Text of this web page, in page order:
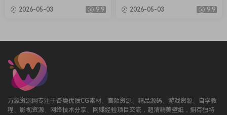
LN Audio Addictive Drums 2
Complete v2.9.0.4 FIXED ON
2026-05-03 9.9
Music Scaler 3 v3.2.2 Regge
d-HCiSO [MacOSX]（1.45G
2026-05-03 9.9
万象资源网专注于各类优质CG素材、音频资源、精品源码、游戏资源、自学教
程、影视资源、网络技术分享、网赚经验项目交流，超清精美壁纸，拥有独特